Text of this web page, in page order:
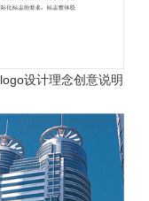
logo设计理念创意说明